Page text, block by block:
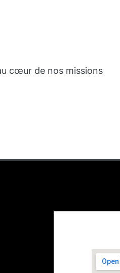
cœur de nos missions